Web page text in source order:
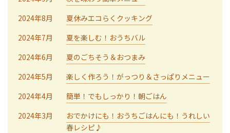
2024年8月
夏休みエコらくクッキング
2024年7月
夏を楽しむ！おうちバル
2024年6月
夏のごちそう＆おつまみ
2024年5月
楽しく作ろう！がっつり＆さっぱりメニュー
2024年4月
簡単！でもしっかり！朝ごはん
2024年3月
おでかけにも！おうちごはんにも！うれしい
春レシピ♪